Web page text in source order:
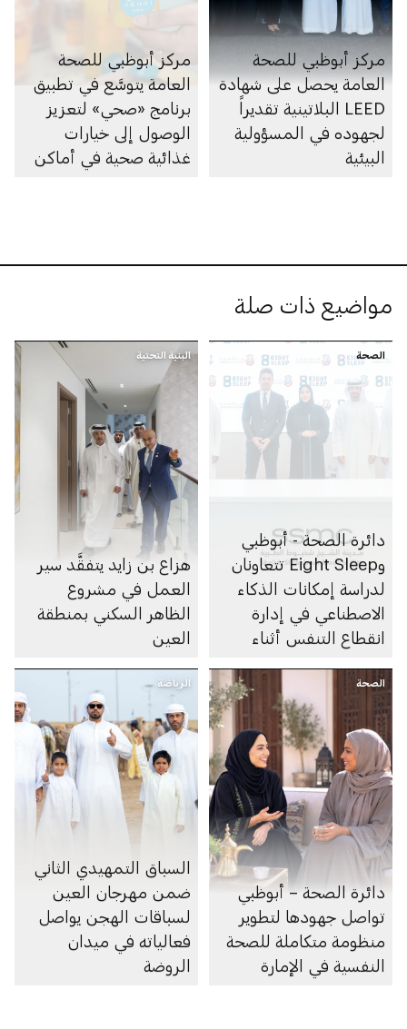
مركز أبوظبي للصحة
العامة يحصل على شهادة
LEED البلاتينية تقديراً
لجهوده في المسؤولية
البيئية
مركز أبوظبي للصحة
العامة يتوسَّع في تطبيق
برنامج «صحي» لتعزيز
الوصول إلى خيارات
غذائية صحية في أماكن
مواضيع ذات صلة
الصحة
دائرة الصحة - أبوظبي
وEight Sleep تتعاونان
لدراسة إمكانات الذكاء
الاصطناعي في إدارة
انقطاع التنفس أثناء
البنية التحتية
هزاع بن زايد يتفقَّد سير
العمل في مشروع
الظاهر السكني بمنطقة
العين
الصحة
دائرة الصحة – أبوظبي
تواصل جهودها لتطوير
منظومة متكاملة للصحة
النفسية في الإمارة
الرياضة
السباق التمهيدي الثاني
ضمن مهرجان العين
لسباقات الهجن يواصل
فعالياته في ميدان
الروضة